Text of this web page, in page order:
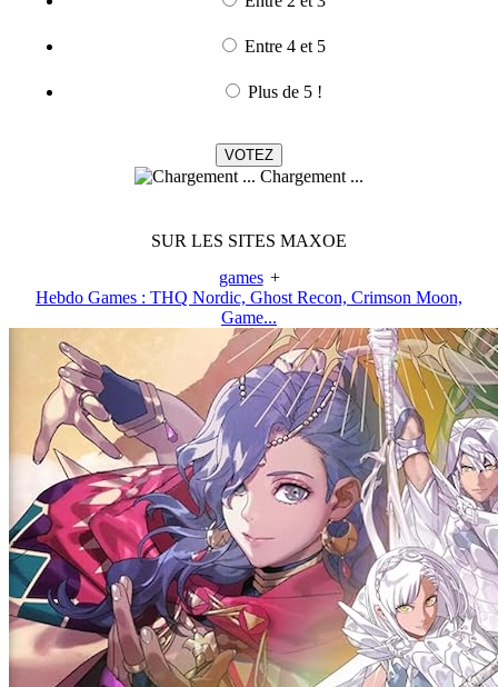
Entre 4 et 5
Plus de 5 !
Chargement ...
SUR LES SITES MAXOE
games +
Hebdo Games : THQ Nordic, Ghost Recon, Crimson Moon,
Game...